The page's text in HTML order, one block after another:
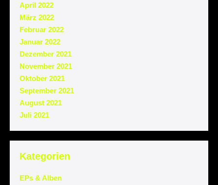
April 2022
März 2022
Februar 2022
Januar 2022
Dezember 2021
November 2021
Oktober 2021
September 2021
August 2021
Juli 2021
Kategorien
EPs & Alben